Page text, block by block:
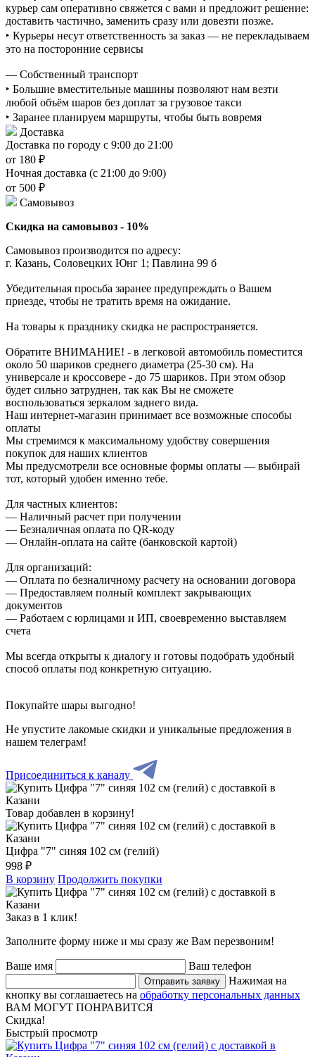
курьер сам оперативно свяжется с вами и предложит решение:
доставить частично, заменить сразу или довезти позже.
‣ Курьеры несут ответственность за заказ — не перекладываем
это на посторонние сервисы
— Собственный транспорт
‣ Большие вместительные машины позволяют нам везти
любой объём шаров без доплат за грузовое такси
‣ Заранее планируем маршруты, чтобы быть вовремя
Доставка
Доставка по городу с 9:00 до 21:00
от 180 ₽
Ночная доставка (с 21:00 до 9:00)
от 500 ₽
Самовывоз
Скидка на самовывоз - 10%
Самовывоз производится по адресу:
г. Казань, Соловецких Юнг 1; Павлина 99 б
Убедительная просьба заранее предупреждать о Вашем
приезде, чтобы не тратить время на ожидание.
На товары к празднику скидка не распространяется.
Обратите ВНИМАНИЕ! - в легковой автомобиль поместится
около 50 шариков среднего диаметра (25-30 см). На
универсале и кроссовере - до 75 шариков. При этом обзор
будет сильно затруднен, так как Вы не сможете
воспользоваться зеркалом заднего вида.
Наш интернет-магазин принимает все возможные способы
оплаты
Мы стремимся к максимальному удобству совершения
покупок для наших клиентов
Мы предусмотрели все основные формы оплаты — выбирай
тот, который удобен именно тебе.
Для частных клиентов:
— Наличный расчет при получении
— Безналичная оплата по QR-коду
— Онлайн-оплата на сайте (банковской картой)
Для организаций:
— Оплата по безналичному расчету на основании договора
— Предоставляем полный комплект закрывающих
документов
— Работаем с юрлицами и ИП, своевременно выставляем
счета
Мы всегда открыты к диалогу и готовы подобрать удобный
способ оплаты под конкретную ситуацию.
Покупайте шары выгодно!
Не упустите лакомые скидки и уникальные предложения в
нашем телеграм!
Присоединиться к каналу
Товар добавлен в корзину!
Цифра "7" синяя 102 см (гелий)
998 ₽
В корзину Продолжить покупки
Заказ в 1 клик!
Заполните форму ниже и мы сразу же Вам перезвоним!
Ваше имя Ваш телефон
Отправить заявку
Нажимая на
кнопку вы соглашаетесь на обработку персональных данных
ВАМ МОГУТ ПОНРАВИТСЯ
Скидка!
Быстрый просмотр